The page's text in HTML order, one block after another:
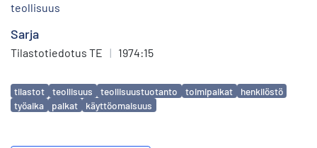
teollisuus
Sarja
Tilastotiedotus TE | 1974:15
Avainsanat
tilastot teollisuus teollisuustuotanto toimipaikat
henkilöstö
työaika
palkat käyttöomaisuus